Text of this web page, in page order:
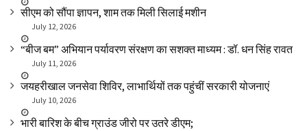
सीएम को सौंपा ज्ञापन, शाम तक मिली सिलाई मशीन
July 12, 2026
“बीज बम” अभियान पर्यावरण संरक्षण का सशक्त माध्यम : डॉ. धन सिंह रावत
July 11, 2026
जयहरीखाल जनसेवा शिविर, लाभार्थियों तक पहुंचीं सरकारी योजनाएं
July 10, 2026
भारी बारिश के बीच ग्राउंड जीरो पर उतरे डीएम;